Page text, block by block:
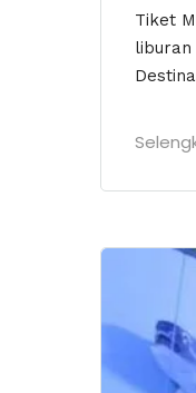
Tiket
liburan